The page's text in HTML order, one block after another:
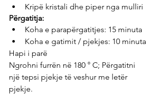
Kripë kristali dhe piper nga mulliri
Përgatitja:
Koha e parapërgatitjes: 15 minuta
Koha e gatimit / pjekjes: 10 minuta
Hapi i parë
Ngrohni furrën në 180 ° C; Përgatitni
një tepsi pjekje të veshur me letër
pjekje.